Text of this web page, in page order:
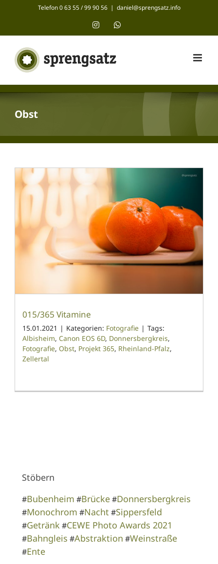
Telefon 0 63 55 / 99 90 56 | daniel@sprengsatz.info
InstagramWhatsApp
Obst
015/365 Vitamine
15.01.2021 | Kategorien: Fotografie | Tags:
Albisheim, Canon EOS 6D, Donnersbergkreis,
Fotografie, Obst, Projekt 365, Rheinland-Pfalz,
Zellertal
Stöbern
#Bubenheim #Brücke#Donnersbergkreis
#Monochrom #Nacht #Sippersfeld
#Getränk #CEWE Photo Awards 2021
#Bahngleis #Abstraktion #Weinstraße
#Ente